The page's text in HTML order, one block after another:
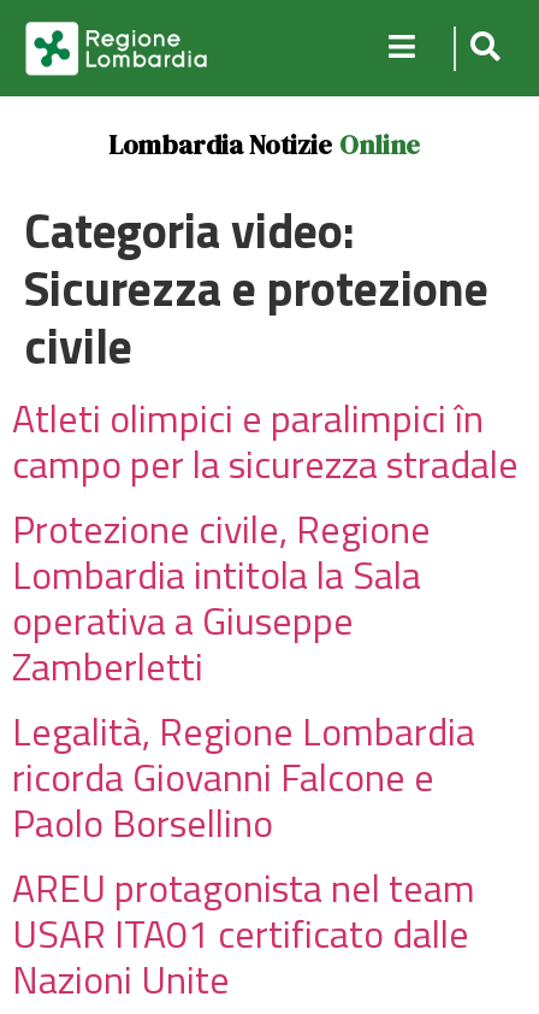
Lombardia Notizie Online
Categoria video:
Sicurezza e protezione
civile
Atleti olimpici e paralimpici în
campo per la sicurezza stradale
Protezione civile, Regione
Lombardia intitola la Sala
operativa a Giuseppe
Zamberletti
Legalità, Regione Lombardia
ricorda Giovanni Falcone e
Paolo Borsellino
AREU protagonista nel team
USAR ITA01 certificato dalle
Nazioni Unite